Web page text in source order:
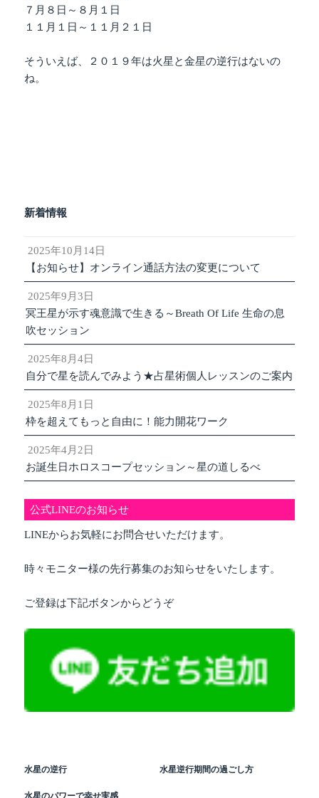
７月８日～８月１日
１１月１日～１１月２１日
そういえば、２０１９年は火星と金星の逆行はないの
ね。
新着情報
2025年10月14日
【お知らせ】オンライン通話方法の変更について
2025年9月3日
冥王星が示す魂意識で生きる～Breath Of Life 生命の息
吹セッション
2025年8月4日
自分で星を読んでみよう★占星術個人レッスンのご案内
2025年8月1日
枠を超えてもっと自由に！能力開花ワーク
2025年4月2日
お誕生日ホロスコープセッション～星の道しるべ
公式LINEのお知らせ
LINEからお気軽にお問合せいただけます。
時々モニター様の先行募集のお知らせをいたします。
ご登録は下記ボタンからどうぞ
水星の逆行 水星逆行期間の過ごし方